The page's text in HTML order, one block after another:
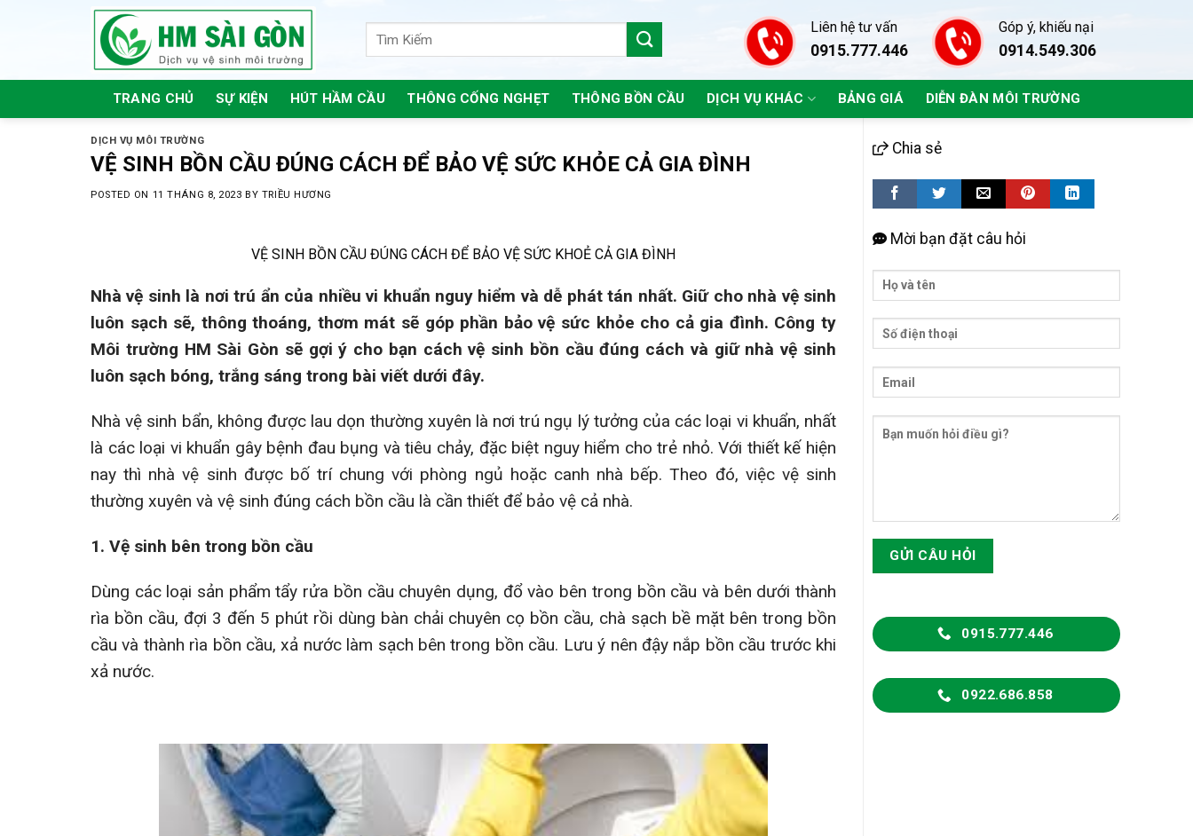
Liên hệ tư vấn
0915.777.446
Góp ý, khiếu nại
0914.549.306
TRANG CHỦ SỰ KIỆN HÚT HẦM CẦU THÔNG CỐNG NGHẸT THÔNG BỒN CẦU DỊCH VỤ KHÁC BẢNG GIÁ DIỄN ĐÀN MÔI TRƯỜNG
DỊCH VỤ MÔI TRƯỜNG
VỆ SINH BỒN CẦU ĐÚNG CÁCH ĐỂ BẢO VỆ SỨC KHỎE CẢ GIA ĐÌNH
POSTED ON 11 THÁNG 8, 2023 BY TRIỀU HƯƠNG
VỆ SINH BỒN CẦU ĐÚNG CÁCH ĐỂ BẢO VỆ SỨC KHOẺ CẢ GIA ĐÌNH
Nhà vệ sinh là nơi trú ẩn của nhiều vi khuẩn nguy hiểm và dễ phát tán nhất. Giữ cho nhà vệ sinh
luôn sạch sẽ, thông thoáng, thơm mát sẽ góp phần bảo vệ sức khỏe cho cả gia đình. Công ty
Môi trường HM Sài Gòn sẽ gợi ý cho bạn cách vệ sinh bồn cầu đúng cách và giữ nhà vệ sinh
luôn sạch bóng, trắng sáng trong bài viết dưới đây.
Nhà vệ sinh bẩn, không được lau dọn thường xuyên là nơi trú ngụ lý tưởng của các loại vi khuẩn, nhất
là các loại vi khuẩn gây bệnh đau bụng và tiêu chảy, đặc biệt nguy hiểm cho trẻ nhỏ. Với thiết kế hiện
nay thì nhà vệ sinh được bố trí chung với phòng ngủ hoặc canh nhà bếp. Theo đó, việc vệ sinh
thường xuyên và vệ sinh đúng cách bồn cầu là cần thiết để bảo vệ cả nhà.
1. Vệ sinh bên trong bồn cầu
Dùng các loại sản phẩm tẩy rửa bồn cầu chuyên dụng, đổ vào bên trong bồn cầu và bên dưới thành
rìa bồn cầu, đợi 3 đến 5 phút rồi dùng bàn chải chuyên cọ bồn cầu, chà sạch bề mặt bên trong bồn
cầu và thành rìa bồn cầu, xả nước làm sạch bên trong bồn cầu. Lưu ý nên đậy nắp bồn cầu trước khi
xả nước.
Chia sẻ
Mời bạn đặt câu hỏi
0915.777.446
0922.686.858